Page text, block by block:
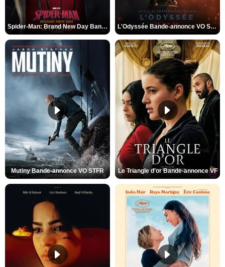
Spider-Man: Brand New Day Bande-annonce VO STFR L'Odyssée Bande-annonce VO STFR
Mutiny Bande-annonce VO STFR Le Triangle d'or Bande-annonce VF